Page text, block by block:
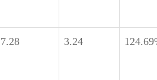
7.28 3.24